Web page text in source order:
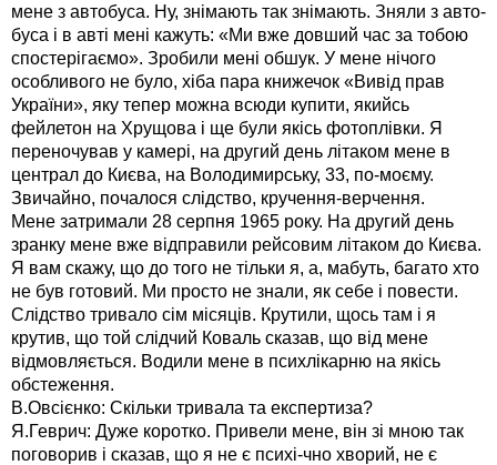
мене з автобуса. Ну, знімають так знімають. Зняли з авто-
буса і в авті мені кажуть: «Ми вже довший час за тобою
спостерігаємо». Зробили мені обшук. У мене нічого
особливого не було, хіба пара книжечок «Вивід прав
України», яку тепер можна всюди купити, якийсь
фейлетон на Хрущова і ще були якісь фотоплівки. Я
переночував у камері, на другий день літаком мене в
централ до Києва, на Володимирську, 33, по-моєму.
Звичайно, почалося слідство, кручення-верчення.
Мене затримали 28 серпня 1965 року. На другий день
зранку мене вже відправили рейсовим літаком до Києва.
Я вам скажу, що до того не тільки я, а, мабуть, багато хто
не був готовий. Ми просто не знали, як себе і повести.
Слідство тривало сім місяців. Крутили, щось там і я
крутив, що той слідчий Коваль сказав, що від мене
відмовляється. Водили мене в психлікарню на якісь
обстеження.
В.Овсієнко: Скільки тривала та експертиза?
Я.Геврич: Дуже коротко. Привели мене, він зі мною так
поговорив і сказав, що я не є психі-чно хворий, не є